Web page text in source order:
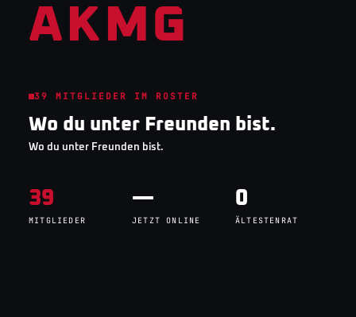
AKMG
39 MITGLIEDER IM ROSTER
Wo du unter Freunden bist.
Wo du unter Freunden bist.
39
MITGLIEDER
—
JETZT ONLINE
0
ÄLTESTENRAT